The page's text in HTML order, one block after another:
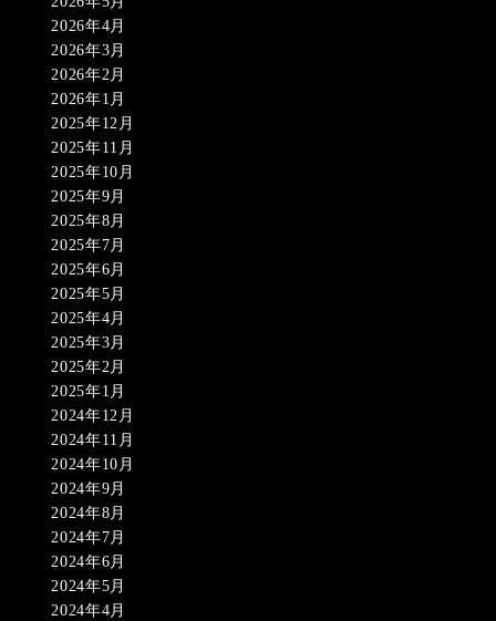
2026年4月
2026年3月
2026年2月
2026年1月
2025年12月
2025年11月
2025年10月
2025年9月
2025年8月
2025年7月
2025年6月
2025年5月
2025年4月
2025年3月
2025年2月
2025年1月
2024年12月
2024年11月
2024年10月
2024年9月
2024年8月
2024年7月
2024年6月
2024年5月
2024年4月